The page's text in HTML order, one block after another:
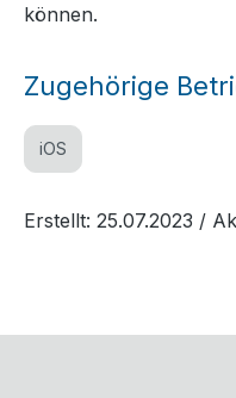
können.
Zugehörige
iOS
Erstellt: 25.07.2023 /